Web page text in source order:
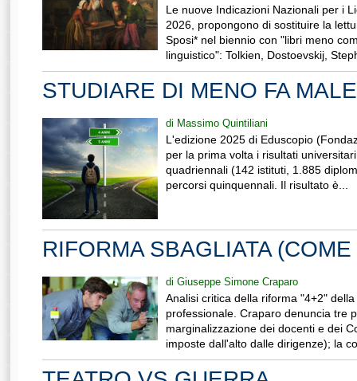
Le nuove Indicazioni Nazionali per i
2026, propongono di sostituire la
Sposi* nel biennio con "libri meno
linguistico": Tolkien, Dostoevskij,
STUDIARE DI MENO FA MALE
di Massimo Quintiliani
L'edizione 2025 di Eduscopio
per la prima volta i risultati
quadriennali (142 istituti, 1.885
percorsi quinquennali. Il risultato è...
RIFORMA SBAGLIATA
di Giuseppe Simone Craparo
Analisi critica della riforma "4+2"
professionale. Craparo denuncia tre
marginalizzazione dei docenti e dei
imposte dall'alto dalle dirigenze); la